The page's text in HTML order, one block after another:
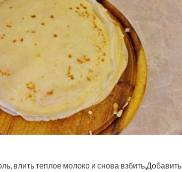
влить теплое молоко и снова взбить.Добавить